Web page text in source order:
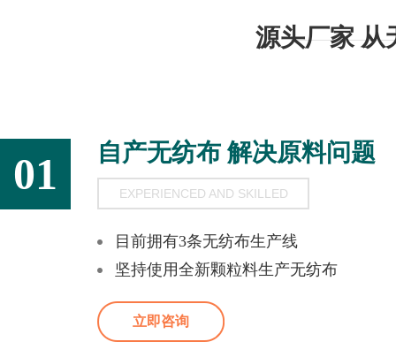
源头厂家 从
01 自产无纺布 解决原料问题
EXPERIENCED AND SKILLED
目前拥有3条无纺布生产线
坚持使用全新颗粒料生产无纺布
立即咨询